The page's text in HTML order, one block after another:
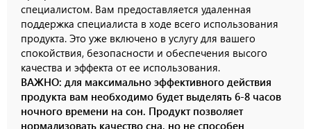
специалистом. Вам предоставляется удаленная
поддержка специалиста в ходе всего использования
продукта. Это уже включено в услугу для вашего
спокойствия, безопасности и обеспечения высого
качества и эффекта от ее использования.
ВАЖНО: для максимально эффективного действия
продукта вам необходимо будет выделять 6-8 часов
ночного времени на сон. Продукт позволяет
нормализовать качество сна, но не способен